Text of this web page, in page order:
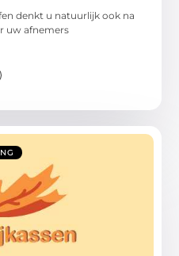
denkt u natuurlijk ook na
uw afnemers